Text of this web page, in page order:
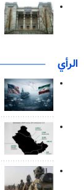
الرأي